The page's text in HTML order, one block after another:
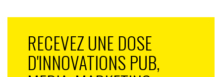
RECEVEZ UNE DOSE
D'INNOVATIONS PUB,